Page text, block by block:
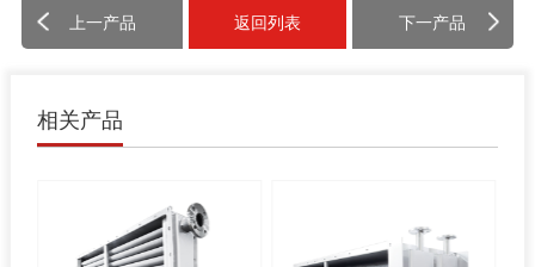
上一产品 返回列表 下一产品
相关产品